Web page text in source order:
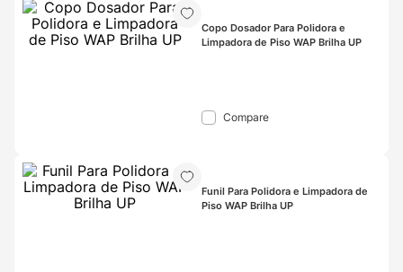
Copo Dosador Para Polidora e
Limpadora de Piso WAP Brilha UP
Compare
Funil Para Polidora e Limpadora de
Piso WAP Brilha UP